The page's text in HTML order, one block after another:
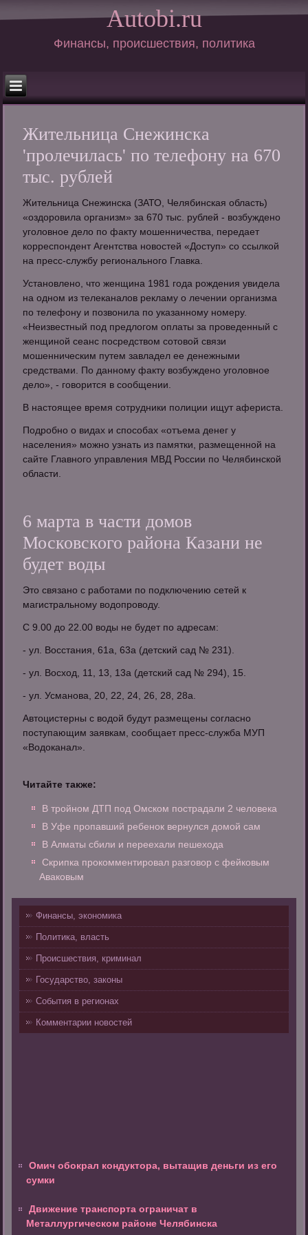
Autobi.ru
Финансы, происшествия, политика
Жительница Снежинска
'пролечилась' по телефону на 670
тыс. рублей
Жительница Снежинска (ЗАТО, Челябинская область)
«оздоровила организм» за 670 тыс. рублей - возбуждено
уголовное дело по факту мошенничества, передает
корреспондент Агентства новостей «Доступ» со ссылкой
на пресс-службу регионального Главка.
Установлено, что женщина 1981 года рождения увидела
на одном из телеканалов рекламу о лечении организма
по телефону и позвонила по указанному номеру.
«Неизвестный под предлогом оплаты за проведенный с
женщиной сеанс посредством сотовой связи
мошенническим путем завладел ее денежными
средствами. По данному факту возбуждено уголовное
дело», - говорится в сообщении.
В настоящее время сотрудники полиции ищут афериста.
Подробно о видах и способах «отъема денег у
населения» можно узнать из памятки, размещенной на
сайте Главного управления МВД России по Челябинской
области.
6 марта в части домов
Московского района Казани не
будет воды
Это связано с работами по подключению сетей к
магистральному водопроводу.
С 9.00 до 22.00 воды не будет по адресам:
- ул. Восстания, 61а, 63а (детский сад № 231).
- ул. Восход, 11, 13, 13а (детский сад № 294), 15.
- ул. Усманова, 20, 22, 24, 26, 28, 28а.
Автоцистерны с водой будут размещены согласно
поступающим заявкам, сообщает пресс-служба МУП
«Водоканал».
Читайте также:
В тройном ДТП под Омском пострадали 2 человека
В Уфе пропавший ребенок вернулся домой сам
В Алматы сбили и переехали пешехода
Скрипка прокомментировал разговор с фейковым
Аваковым
Финансы, экономика
Политика, власть
Происшествия, криминал
Государство, законы
События в регионах
Комментарии новостей
Омич обокрал кондуктора, вытащив деньги из его
сумки
Движение транспорта ограничат в
Металлургическом районе Челябинска